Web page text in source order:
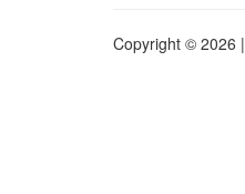
Copyright © 2026 |